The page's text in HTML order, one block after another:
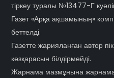
тіркеу туралы №13477-Г
Газет «Арқа ақшамының»
беттелді.
Газетте жарияланған автор
көзқарасын білдірмейді.
Жарнама мазмұнына жарнама